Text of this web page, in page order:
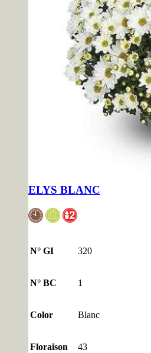
ELYS BLANC
N° GI 320
N° BC 1
Color Blanc
Floraison 43